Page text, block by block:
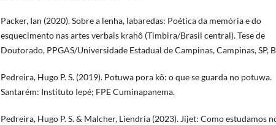
Packer, Ian (2020). Sobre a lenha, labaredas: Poética da memória e do
esquecimento nas artes verbais krahô (Timbira/Brasil central). Tese de
Doutorado, PPGAS/Universidade Estadual de Campinas, Campinas, SP,
Pedreira, Hugo P. S. (2019). Potuwa pora kõ: o que se guarda no potuwa.
Santarém: Instituto Iepé; FPE Cuminapanema.
Pedreira, Hugo P. S. & Malcher, Liendria (2023). Jijet: Como estudamos